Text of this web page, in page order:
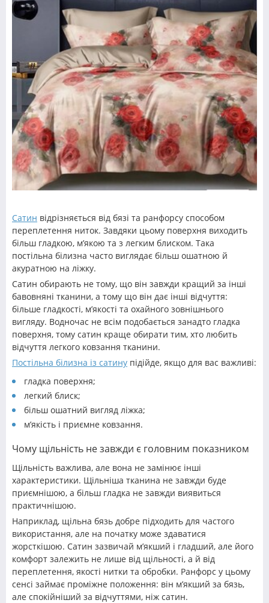
Сатин відрізняється від бязі та ранфорсу способом
переплетення ниток. Завдяки цьому поверхня виходить
більш гладкою, м’якою та з легким блиском. Така
постільна білизна часто виглядає більш ошатною й
акуратною на ліжку.
Сатин обирають не тому, що він завжди кращий за інші
бавовняні тканини, а тому що він дає інші відчуття:
більше гладкості, м’якості та охайного зовнішнього
вигляду. Водночас не всім подобається занадто гладка
поверхня, тому сатин краще обирати тим, хто любить
відчуття легкого ковзання тканини.
Постільна білизна із сатину підійде, якщо для вас важливі:
гладка поверхня;
легкий блиск;
більш ошатний вигляд ліжка;
м’якість і приємне ковзання.
Чому щільність не завжди є головним показником
Щільність важлива, але вона не замінює інші
характеристики. Щільніша тканина не завжди буде
приємнішою, а більш гладка не завжди виявиться
практичнішою.
Наприклад, щільна бязь добре підходить для частого
використання, але на початку може здаватися
жорсткішою. Сатин зазвичай м’якший і гладший, але його
комфорт залежить не лише від щільності, а й від
переплетення, якості нитки та обробки. Ранфорс у цьому
сенсі займає проміжне положення: він м’якший за бязь,
але спокійніший за відчуттями, ніж сатин.